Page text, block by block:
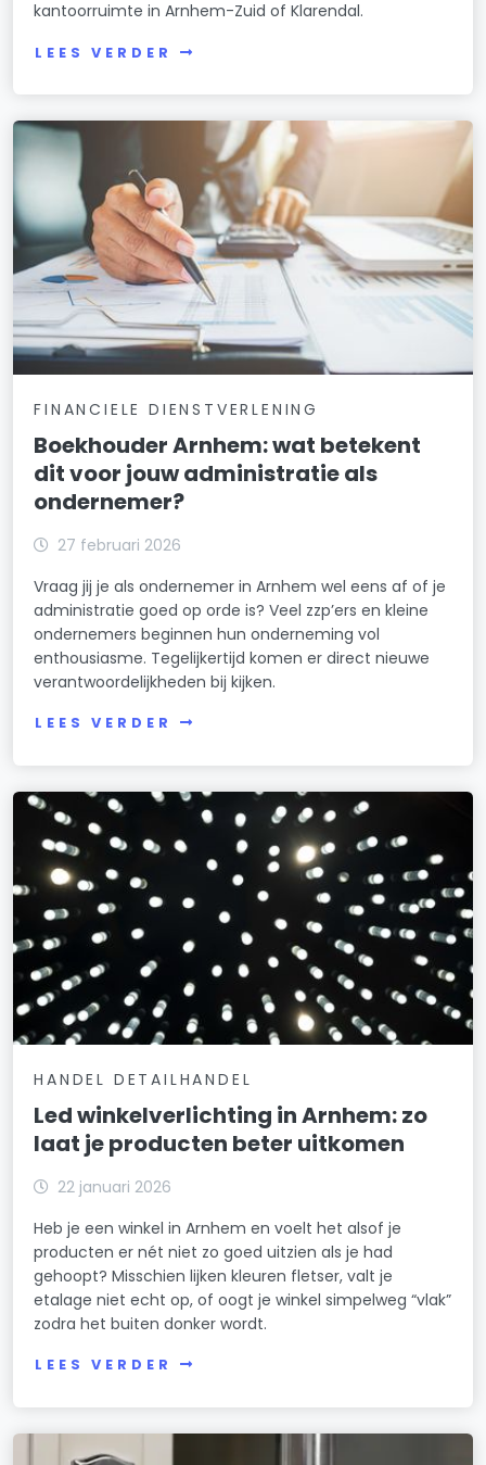
kantoorruimte in Arnhem-Zuid of Klarendal.
LEES VERDER
FINANCIELE DIENSTVERLENING
Boekhouder Arnhem: wat betekent
dit voor jouw administratie als
ondernemer?
27 februari 2026
Vraag jij je als ondernemer in Arnhem wel eens af of je
administratie goed op orde is? Veel zzp’ers en kleine
ondernemers beginnen hun onderneming vol
enthousiasme. Tegelijkertijd komen er direct nieuwe
verantwoordelijkheden bij kijken.
LEES VERDER
HANDEL DETAILHANDEL
Led winkelverlichting in Arnhem: zo
laat je producten beter uitkomen
22 januari 2026
Heb je een winkel in Arnhem en voelt het alsof je
producten er nét niet zo goed uitzien als je had
gehoopt? Misschien lijken kleuren fletser, valt je
etalage niet echt op, of oogt je winkel simpelweg “vlak”
zodra het buiten donker wordt.
LEES VERDER